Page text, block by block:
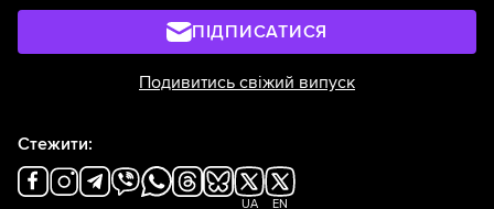
ПІДПИСАТИСЯ
Подивитись свіжий випуск
Стежити:
UA EN